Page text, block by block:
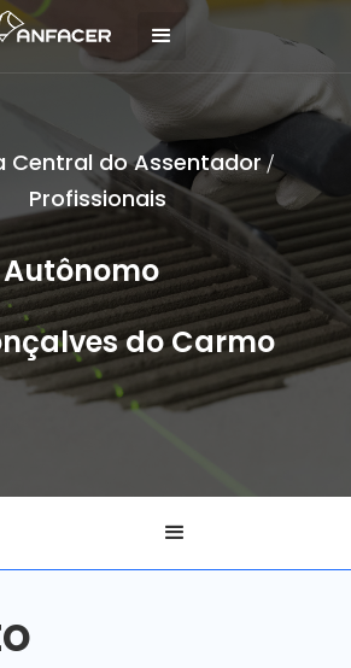
Central do Assentador/
Profissionais
Autônomo
do Carmo